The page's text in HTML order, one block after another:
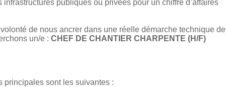
publiques ou privées pour un chiffre d’affaires
de nous ancrer dans une réelle démarche technique de
un/e : CHEF DE CHANTIER CHARPENTE (H/F)
principales sont les suivantes :